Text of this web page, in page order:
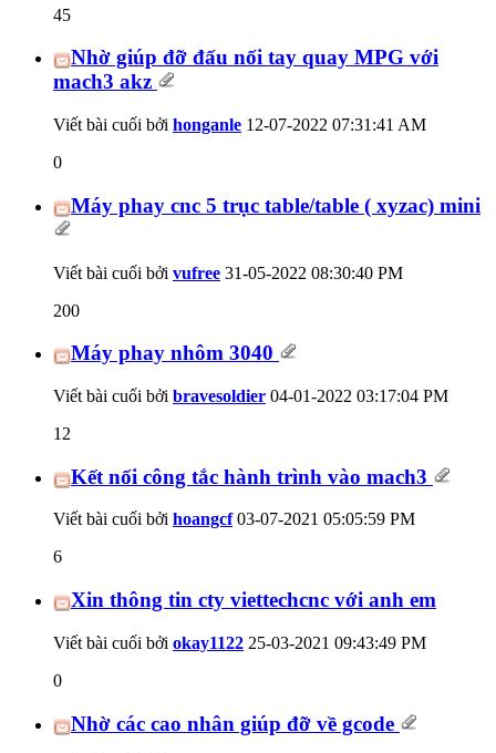
45
Nhờ giúp đỡ đấu nối tay quay MPG với
mach3 akz
Viết bài cuối bởi honganle 12-07-2022 07:31:41 AM
0
Máy phay cnc 5 trục table/table ( xyzac) mini
Viết bài cuối bởi vufree 31-05-2022 08:30:40 PM
200
Máy phay nhôm 3040
Viết bài cuối bởi bravesoldier 04-01-2022 03:17:04 PM
12
Kết nối công tắc hành trình vào mach3
Viết bài cuối bởi hoangcf03-07-2021 05:05:59 PM
6
Xin thông tin cty viettechcnc với anh em
Viết bài cuối bởi okay1122 25-03-2021 09:43:49 PM
0
Nhờ các cao nhân giúp đỡ về gcode